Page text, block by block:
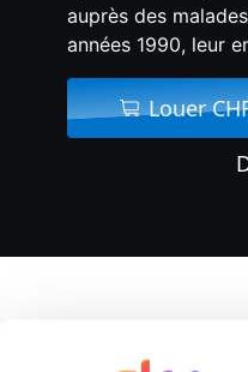
auprès des
années 1990, leur
Louer